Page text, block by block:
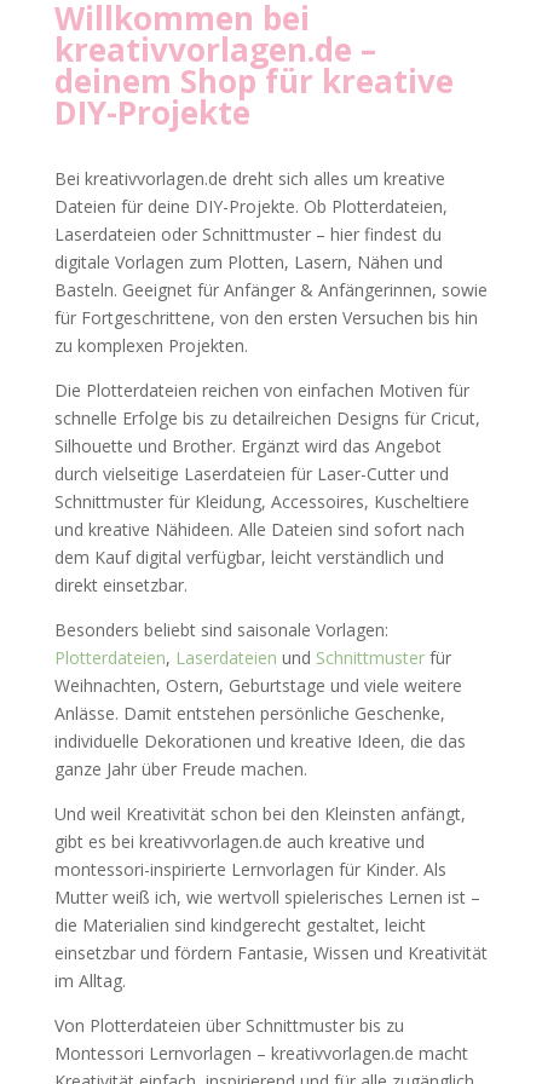
Willkommen bei
kreativvorlagen.de –
deinem Shop für kreative
DIY-Projekte
Bei kreativvorlagen.de dreht sich alles um kreative
Dateien für deine DIY-Projekte. Ob Plotterdateien,
Laserdateien oder Schnittmuster – hier findest du
digitale Vorlagen zum Plotten, Lasern, Nähen und
Basteln. Geeignet für Anfänger & Anfängerinnen, sowie
für Fortgeschrittene, von den ersten Versuchen bis hin
zu komplexen Projekten.
Die Plotterdateien reichen von einfachen Motiven für
schnelle Erfolge bis zu detailreichen Designs für Cricut,
Silhouette und Brother. Ergänzt wird das Angebot
durch vielseitige Laserdateien für Laser-Cutter und
Schnittmuster für Kleidung, Accessoires, Kuscheltiere
und kreative Nähideen. Alle Dateien sind sofort nach
dem Kauf digital verfügbar, leicht verständlich und
direkt einsetzbar.
Besonders beliebt sind saisonale Vorlagen:
Plotterdateien, Laserdateien und Schnittmusterfür
Weihnachten, Ostern, Geburtstage und viele weitere
Anlässe. Damit entstehen persönliche Geschenke,
individuelle Dekorationen und kreative Ideen, die das
ganze Jahr über Freude machen.
Und weil Kreativität schon bei den Kleinsten anfängt,
gibt es bei kreativvorlagen.de auch kreative und
montessori-inspirierte Lernvorlagen für Kinder. Als
Mutter weiß ich, wie wertvoll spielerisches Lernen ist –
die Materialien sind kindgerecht gestaltet, leicht
einsetzbar und fördern Fantasie, Wissen und Kreativität
im Alltag.
Von Plotterdateien über Schnittmuster bis zu
Montessori Lernvorlagen – kreativvorlagen.de macht